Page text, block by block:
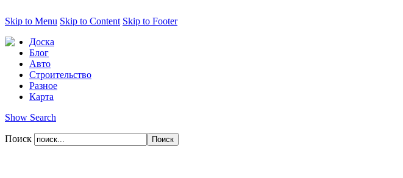
Skip to Menu Skip to Content Skip to Footer
Доска
Блог
Авто
Строительство
Разное
Карта
Show Search
Поиск